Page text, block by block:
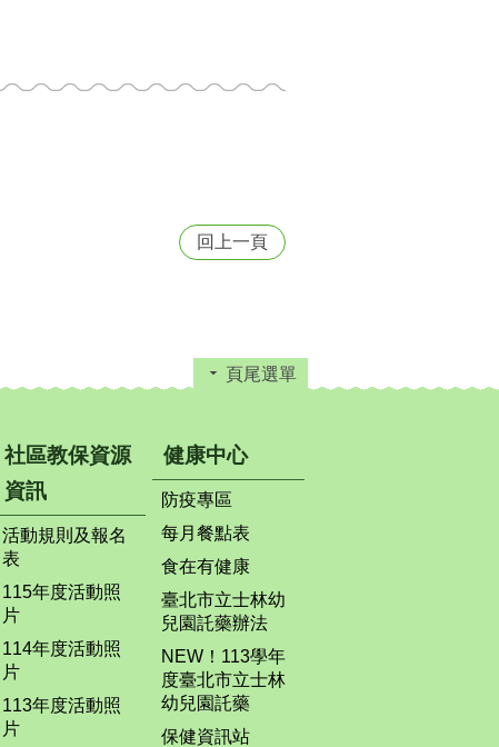
回上一頁
頁尾選單
社區教保資源
資訊
活動規則及報名
表
115年度活動照
片
114年度活動照
片
113年度活動照
片
健康中心
防疫專區
每月餐點表
食在有健康
臺北市立士林幼
兒園託藥辦法
NEW！113學年
度臺北市立士林
幼兒園託藥
保健資訊站